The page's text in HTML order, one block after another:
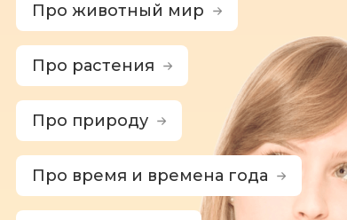
Про животный мир
Про растения
Про природу
Про время и времена года